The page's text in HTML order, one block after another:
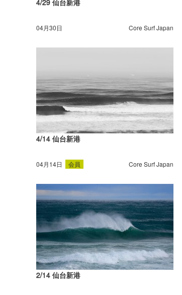
04月30日 Core Surf Japan
4/14 仙台新港
04月14日 会員 Core Surf Japan
2/14 仙台新港